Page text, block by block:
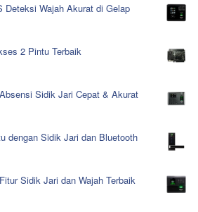
Deteksi Wajah Akurat di Gelap
2 Pintu Terbaik
saat
ini
Sidik Jari Cepat & Akurat
dengan Sidik Jari dan Bluetooth
saat
ini
Sidik Jari dan Wajah Terbaik